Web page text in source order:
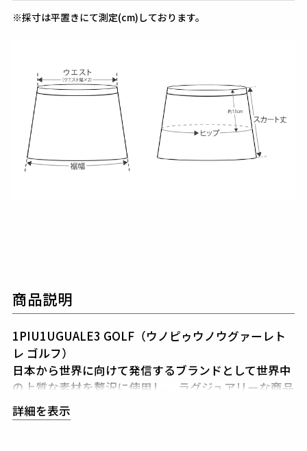
※採寸は平置きにて測定(cm)しております。
商品説明
1PIU1UGUALE3 GOLF（ウノピゥウノウグァーレト
レ ゴルフ）
日本から世界に向けて発信するブランドとして世界中
の上質な素材を贅沢に使用し、 ラグジュアリーな商品
をリリースし続ける1PIU1UGUALE3。
グジュアリーブランドが提案する、高いデザイン性と
詳細を表示